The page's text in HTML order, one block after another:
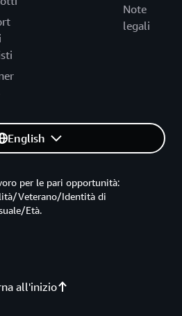
Note
legali
English
all'inizio
per le pari opportunità:
Veterano/Identità di
Età.